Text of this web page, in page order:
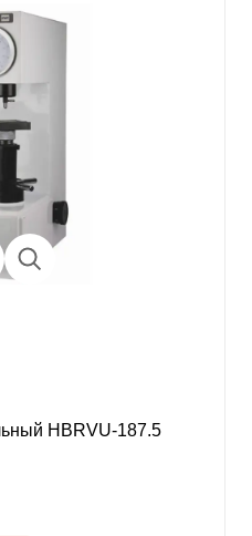
HBRVU-187.5